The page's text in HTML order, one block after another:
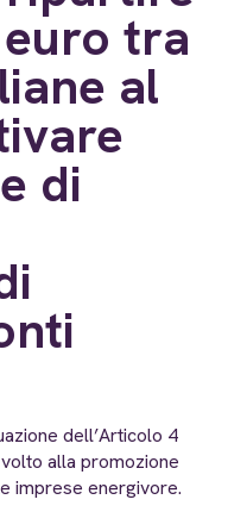
tra
al
di
dell’Articolo 4
alla promozione
imprese energivore.